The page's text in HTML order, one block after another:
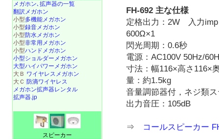
FH-692 主な仕様
定格出力：2W 入力imp
600Ω×1
閃光周期：0.6秒
電源：AC100V 50Hz/
寸法：幅116×高さ116×
量：約1.5kg
音量調節器付，ネジ類
出力音圧：105dB
⇒ コールスピーカー
メガホン､拡声器の一覧
翻訳メガホン
小型多機能メガホン
小型録音メガホン
小型防水メガホン
小型非常用メガホン
小型ハンドメガホン
小型ショルダーメガホン
大型ハイパワーメガホン
大Ｂ ワイヤレスメガホン
大Ｃ 防滴ワイヤレス
メガホン拡声器レンタル
拡声器.jp
スピーカー